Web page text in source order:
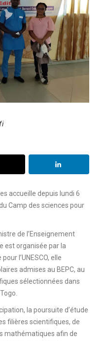
accueille depuis lundi 6
Camp des sciences pour
de l’Enseignement
est organisée par la
l’UNESCO, elle
admises au BEPC, au
sélectionnées dans
la poursuite d’étude
filières scientifiques, de
mathématiques afin de